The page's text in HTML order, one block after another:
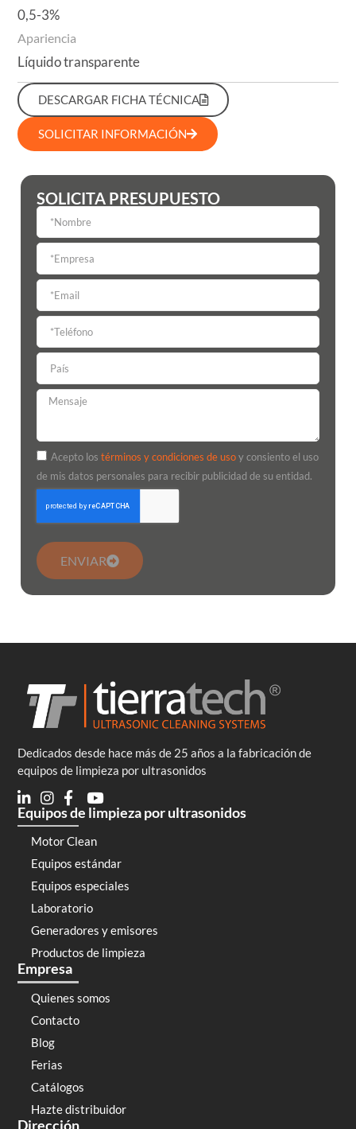
0,5-3%
Apariencia
Líquido transparente
DESCARGAR FICHA TÉCNICA
SOLICITAR INFORMACIÓN
SOLICITA PRESUPUESTO
Acepto los términos y condiciones de usoy consiento el uso
de mis datos personales para recibir publicidad de su entidad.
ENVIAR
Dedicados desde hace más de 25 años a la fabricación de
equipos de limpieza por ultrasonidos
Equipos de limpieza por ultrasonidos
Motor Clean
Equipos estándar
Equipos especiales
Laboratorio
Generadores y emisores
Productos de limpieza
Empresa
Quienes somos
Contacto
Blog
Ferias
Catálogos
Hazte distribuidor
Dirección